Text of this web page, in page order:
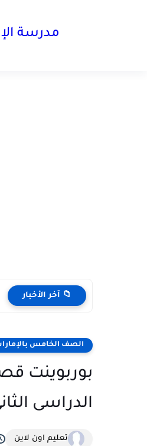
مدرسة
📁 آخر الأخبار
الصف الخامس
بوربوينت
الدراسى الثانى 2025 -
تعليم اون لاين